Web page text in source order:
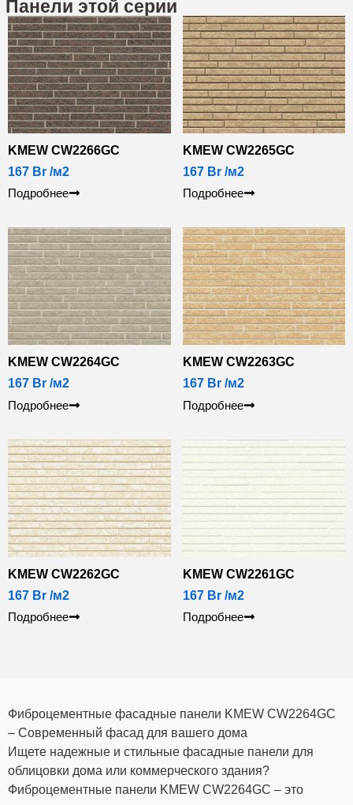
Панели этой серии
KMEW CW2266GC
167 Br /м2
Подробнее
KMEW CW2265GC
167 Br/м2
Подробнее
KMEW CW2264GC
167 Br /м2
Подробнее
KMEW CW2263GC
167 Br/м2
Подробнее
KMEW CW2262GC
167 Br /м2
Подробнее
KMEW CW2261GC
167 Br/м2
Подробнее
Фиброцементные фасадные панели KMEW CW2264GC
– Современный фасад для вашего дома
Ищете надежные и стильные фасадные панели для
облицовки дома или коммерческого здания?
Фиброцементные панели KMEW CW2264GC – это